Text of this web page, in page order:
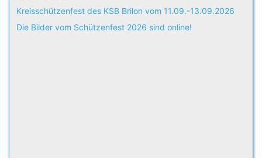
Kreisschützenfest des KSB Brilon vom 11.09.-13.09.2026
Die Bilder vom Schützenfest 2026 sind online!